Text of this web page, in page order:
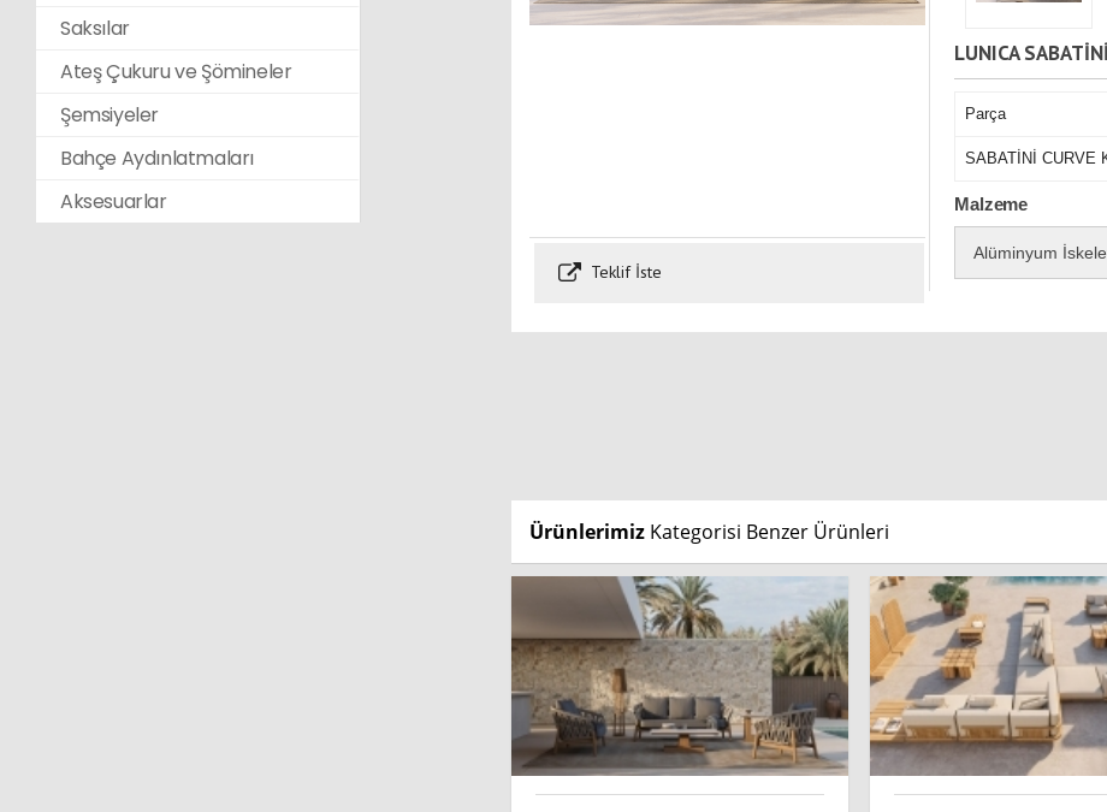
Saksılar
Ateş Çukuru ve Şömineler
Şemsiyeler
Bahçe Aydınlatmaları
Aksesuarlar
Teklif İste
LUNICA
Parça
SABATİNİ CURVE
Malzeme
Alüminyum
Ürünlerimiz Kategorisi Benzer Ürünleri